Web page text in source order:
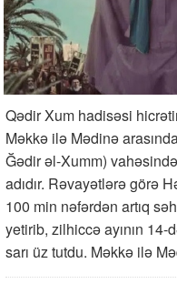
Qədir Xum hadisəsi
Məkkə ilə Mədinə
Ğədir əl-Xumm)
adıdır. Rəvayətlərə görə
100 min nəfərdən artıq
yetirib, zilhiccə ayının
sarı üz tutdu. Məkkə ilə